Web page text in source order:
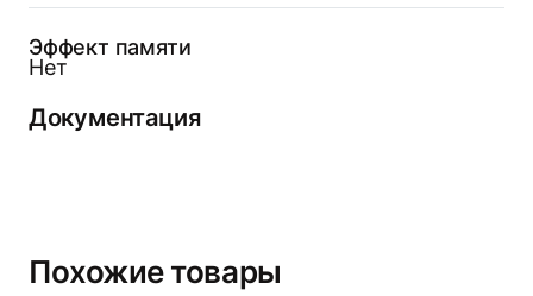
Эффект памяти
Нет
Документация
Похожие товары